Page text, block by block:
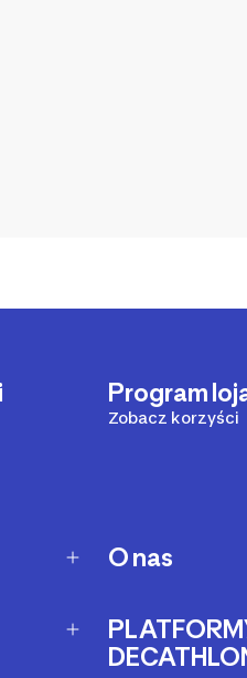
Program
Zobacz korzyści
O nas
Kariera
Afiliacja
PLATFORMY